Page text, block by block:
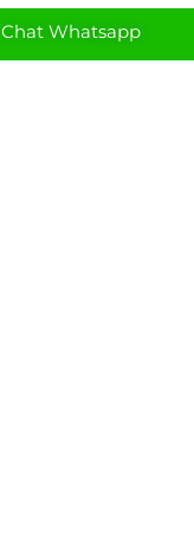
Chat Whatsapp